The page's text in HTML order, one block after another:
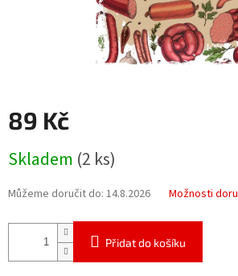
89 Kč
cena:
Skladem (2 ks)
Můžeme doručit do: 14.8.2026 Možnosti
Přidat do košíku